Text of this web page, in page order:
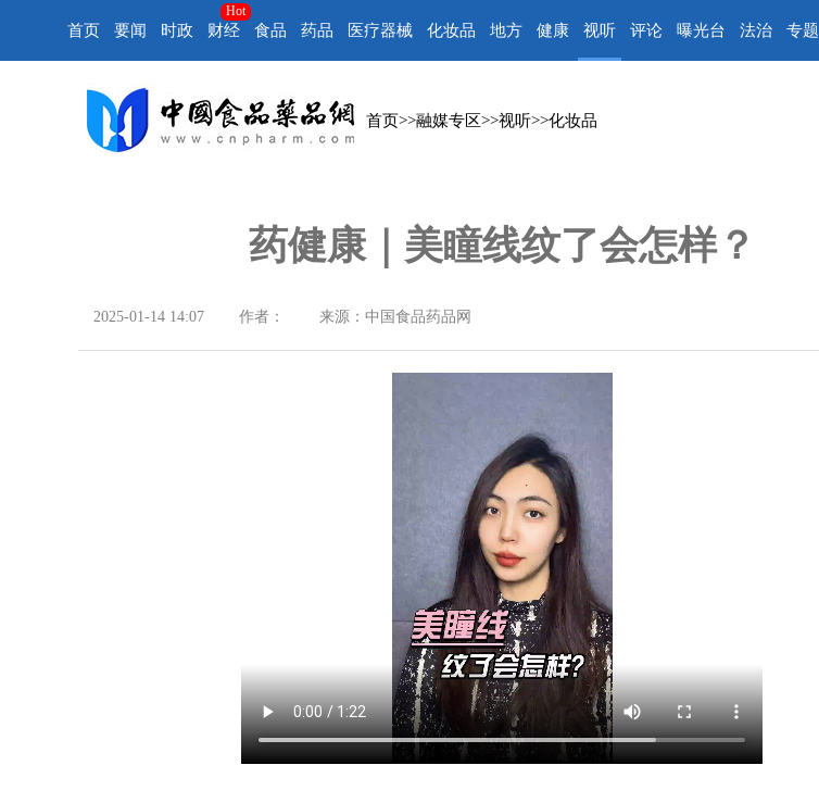
首页 要闻 时政 财经
Hot
食品 药品 医疗器械 化妆品 地方 健康 视听 评论 曝光台 法治 专题
首页>>融媒专区>>视听>>化妆品
药健康｜美瞳线纹了会怎样？
2025-01-14 14:07 作者： 来源：中国食品药品网